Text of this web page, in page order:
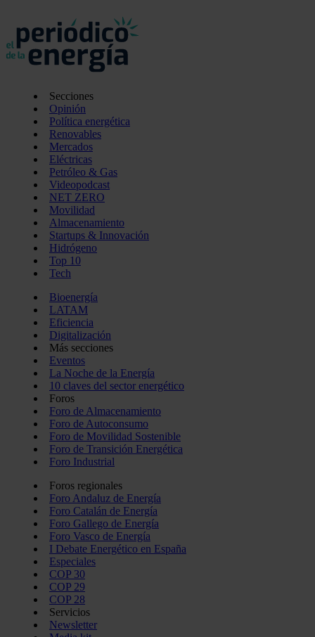
Secciones
Opinión
Política energética
Renovables
Mercados
Eléctricas
Petróleo & Gas
Videopodcast
NET ZERO
Movilidad
Almacenamiento
Startups & Innovación
Hidrógeno
Top 10
Tech
Bioenergía
LATAM
Eficiencia
Digitalización
Más secciones
Eventos
La Noche de la Energía
10 claves del sector energético
Foros
Foro de Almacenamiento
Foro de Autoconsumo
Foro de Movilidad Sostenible
Foro de Transición Energética
Foro Industrial
Foros regionales
Foro Andaluz de Energía
Foro Catalán de Energía
Foro Gallego de Energía
Foro Vasco de Energía
I Debate Energético en España
Especiales
COP 30
COP 29
COP 28
Servicios
Newsletter